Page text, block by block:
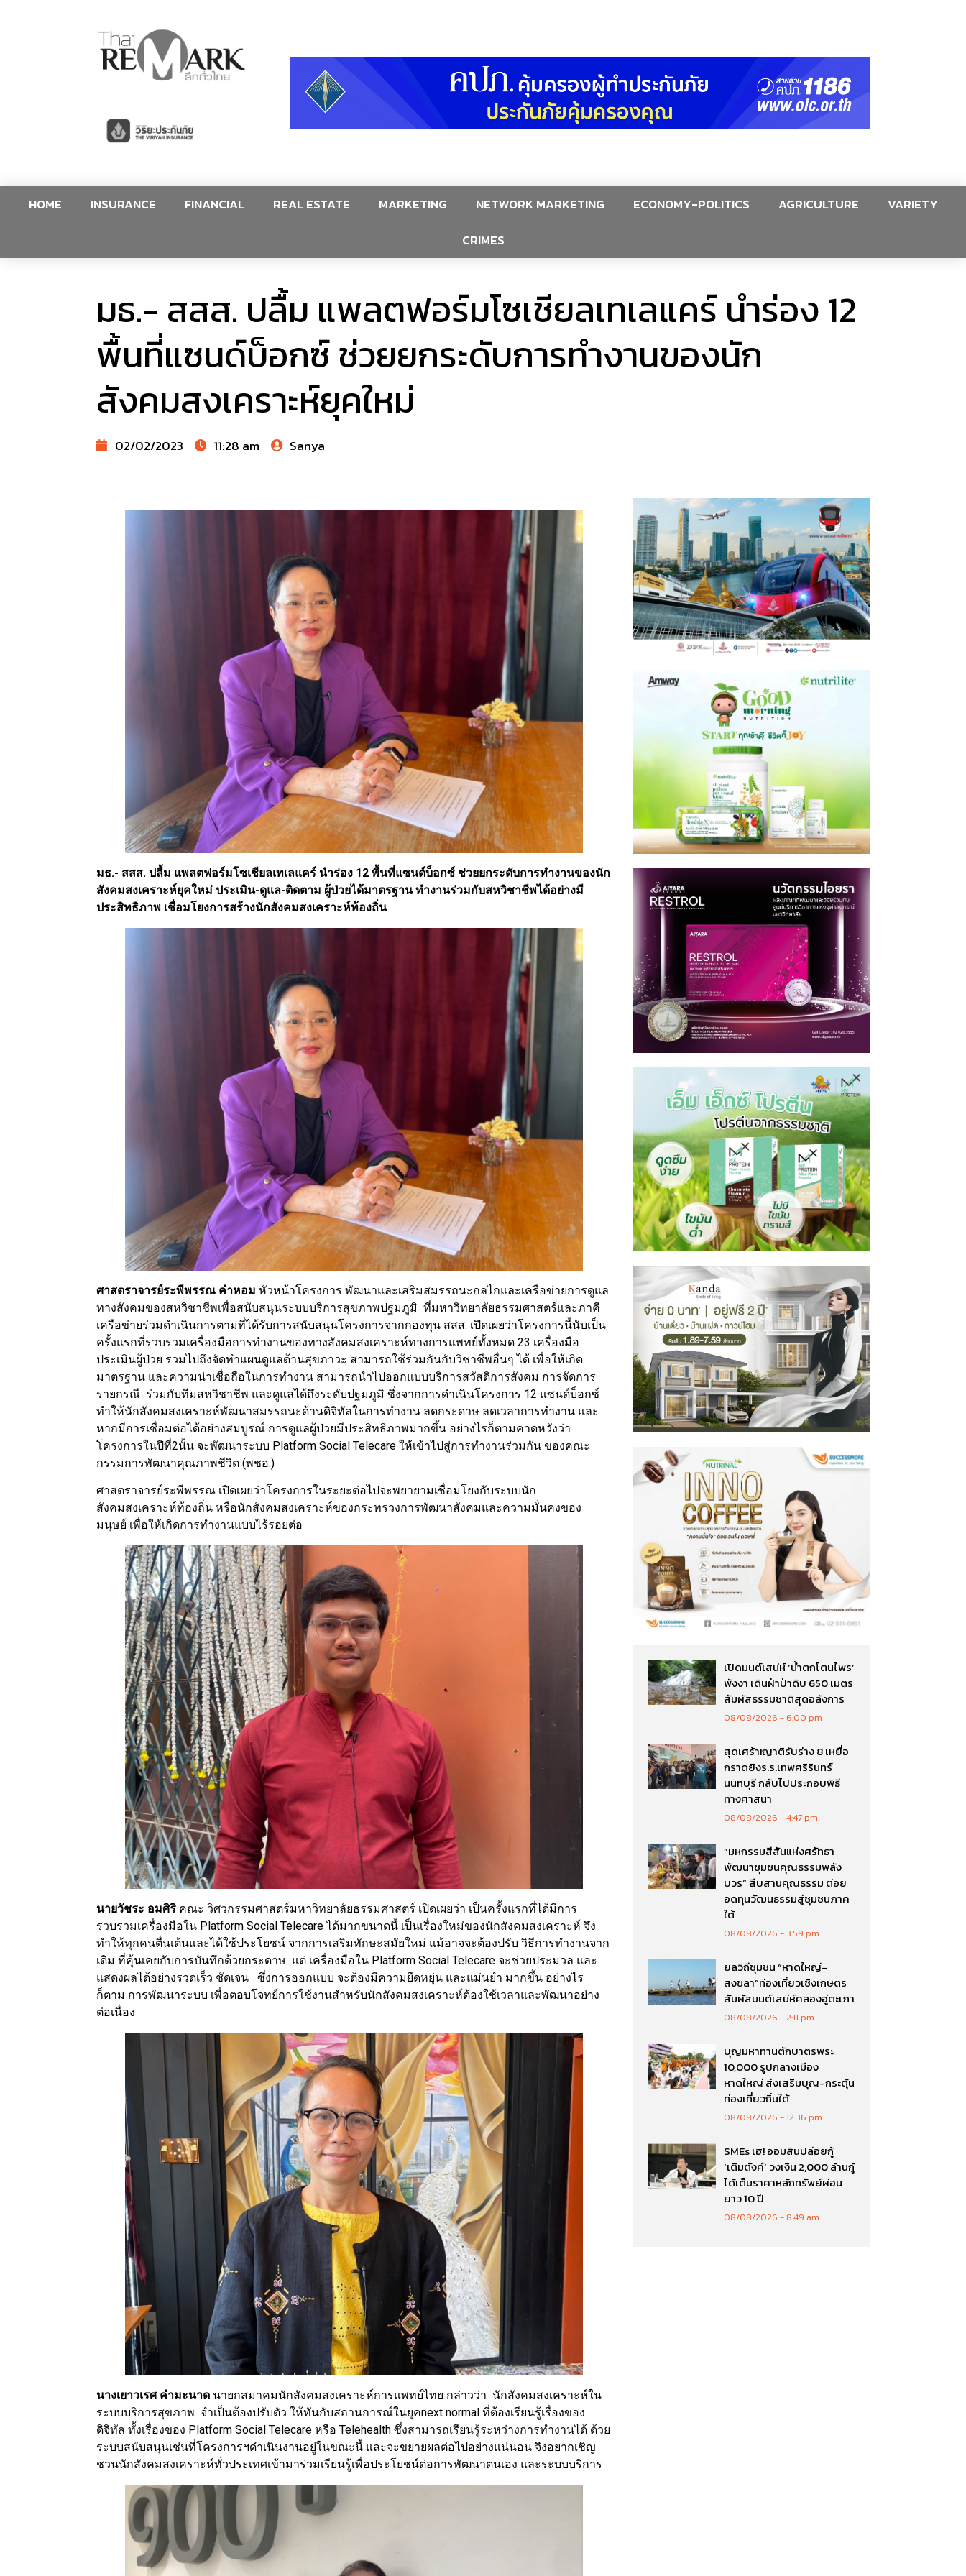
HOME INSURANCE FINANCIAL REAL ESTATE MARKETING NETWORK MARKETING ECONOMY-POLITICS AGRICULTURE
VARIETY
CRIMES
มธ.- สสส. ปลื้ม แพลตฟอร์มโซเชียลเทเลแคร์ นำร่อง 12
พื้นที่แซนด์บ็อกซ์ ช่วยยกระดับการทำงานของนัก
สังคมสงเคราะห์ยุคใหม่
02/02/2023 11:28 am Sanya
มธ.- สสส. ปลื้ม แพลตฟอร์มโซเชียลเทเลแคร์ นำร่อง 12 พื้นที่แซนด์บ็อกซ์ ช่วยยกระดับการทำงานของนัก
สังคมสงเคราะห์ยุคใหม่ ประเมิน-ดูแล-ติดตาม ผู้ป่วยได้มาตรฐาน ทำงานร่วมกับสหวิชาชีพได้อย่างมี
ประสิทธิภาพ เชื่อมโยงการสร้างนักสังคมสงเคราะห์ท้องถิ่น
ศาสตราจารย์ระพีพรรณ คำหอม หัวหน้าโครงการ พัฒนาและเสริมสมรรถนะกลไกและเครือข่ายการดูแล
ทางสังคมของสหวิชาชีพเพื่อสนับสนุนระบบบริการสุขภาพปฐมภูมิ ที่มหาวิทยาลัยธรรมศาสตร์และภาคี
เครือข่ายร่วมดำเนินการตามที่ได้รับการสนับสนุนโครงการจากกองทุน สสส. เปิดเผยว่าโครงการนี้นับเป็น
ครั้งแรกที่รวบรวมเครื่องมือการทำงานของทางสังคมสงเคราะห์ทางการแพทย์ทั้งหมด 23 เครื่องมือ
ประเมินผู้ป่วย รวมไปถึงจัดทำแผนดูแลด้านสุขภาวะ สามารถใช้ร่วมกันกับวิชาชีพอื่นๆ ได้ เพื่อให้เกิด
มาตรฐาน และความน่าเชื่อถือในการทำงาน สามารถนำไปออกแบบบริการสวัสดิการสังคม การจัดการ
รายกรณี ร่วมกับทีมสหวิชาชีพ และดูแลได้ถึงระดับปฐมภูมิ ซึ่งจากการดำเนินโครงการ 12 แซนด์บ็อกซ์
ทำให้นักสังคมสงเคราะห์พัฒนาสมรรถนะด้านดิจิทัลในการทำงาน ลดกระดาษ ลดเวลาการทำงาน และ
หากมีการเชื่อมต่อได้อย่างสมบูรณ์ การดูแลผู้ป่วยมีประสิทธิภาพมากขึ้น อย่างไรก็ตามคาดหวังว่า
โครงการในปีที่2นั้น จะพัฒนาระบบ Platform Social Telecare ให้เข้าไปสู่การทำงานร่วมกัน ของคณะ
กรรมการพัฒนาคุณภาพชีวิต (พชอ.)
ศาสตราจารย์ระพีพรรณ เปิดเผยว่าโครงการในระยะต่อไปจะพยายามเชื่อมโยงกับระบบนัก
สังคมสงเคราะห์ท้องถิ่น หรือนักสังคมสงเคราะห์ของกระทรวงการพัฒนาสังคมและความมั่นคงของ
มนุษย์ เพื่อให้เกิดการทำงานแบบไร้รอยต่อ
นายวัชระ อมศิริ คณะ วิศวกรรมศาสตร์มหาวิทยาลัยธรรมศาสตร์ เปิดเผยว่า เป็นครั้งแรกที่ได้มีการ
รวบรวมเครื่องมือใน Platform Social Telecare ได้มากขนาดนี้ เป็นเรื่องใหม่ของนักสังคมสงเคราะห์ จึง
ทำให้ทุกคนตื่นเต้นและได้ใช้ประโยชน์ จากการเสริมทักษะสมัยใหม่ แม้อาจจะต้องปรับ วิธีการทำงานจาก
เดิม ที่คุ้นเคยกับการบันทึกด้วยกระดาษ แต่ เครื่องมือใน Platform Social Telecare จะช่วยประมวล และ
แสดงผลได้อย่างรวดเร็ว ชัดเจน ซึ่งการออกแบบ จะต้องมีความยืดหยุ่น และแม่นยำ มากขึ้น อย่างไร
ก็ตาม การพัฒนาระบบ เพื่อตอบโจทย์การใช้งานสำหรับนักสังคมสงเคราะห์ต้องใช้เวลาและพัฒนาอย่าง
ต่อเนื่อง
นางเยาวเรศ คำมะนาด นายกสมาคมนักสังคมสงเคราะห์การแพทย์ไทย กล่าวว่า นักสังคมสงเคราะห์ใน
ระบบบริการสุขภาพ จำเป็นต้องปรับตัว ให้ทันกับสถานการณ์ในยุคnext normal ที่ต้องเรียนรู้เรื่องของ
ดิจิทัล ทั้งเรื่องของ Platform Social Telecare หรือ Telehealth ซึ่งสามารถเรียนรู้ระหว่างการทำงานได้ ด้วย
ระบบสนับสนุนเช่นที่โครงการฯดำเนินงานอยู่ในขณะนี้ และจะขยายผลต่อไปอย่างแน่นอน จึงอยากเชิญ
ชวนนักสังคมสงเคราะห์ทั่วประเทศเข้ามาร่วมเรียนรู้เพื่อประโยชน์ต่อการพัฒนาตนเอง และระบบบริการ
เปิดมนต์เสน่ห์ ‘น้ำตกโตนไพร’
พังงา เดินฝ่าป่าดิบ 650 เมตร
สัมผัสธรรมชาติสุดอลังการ
08/08/2026 6:00 pm
สุดเศร้า!ญาติรับร่าง 8 เหยื่อ
กราดยิงร.ร.เทพศริรินทร์
นนทบุรี กลับไปประกอบพิธี
ทางศาสนา
08/08/2026 4:47 pm
“มหกรรมสีสันแห่งศรัทธา
พัฒนาชุมชนคุณธรรมพลัง
บวร” สืบสานคุณธรรม ต่อย
อดทุนวัฒนธรรมสู่ชุมชนภาค
ใต้
08/08/2026 3:59 pm
ยลวิถีชุมชน “หาดใหญ่-
สงขลา”ท่องเที่ยวเชิงเกษตร
สัมผัสมนต์เสน่ห์คลองอู่ตะเภา
08/08/2026 2:11 pm
บุญมหาทานตักบาตรพระ
10,000 รูปกลางเมือง
หาดใหญ่ ส่งเสริมบุญ-กระตุ้น
ท่องเที่ยวถิ่นใต้
08/08/2026 12:36 pm
SMEs เฮ! ออมสินปล่อยกู้
‘เติมตังค์’ วงเงิน 2,000 ล้านกู้
ได้เต็มราคาหลักทรัพย์ผ่อน
ยาว 10 ปี
08/08/2026 8:49 am